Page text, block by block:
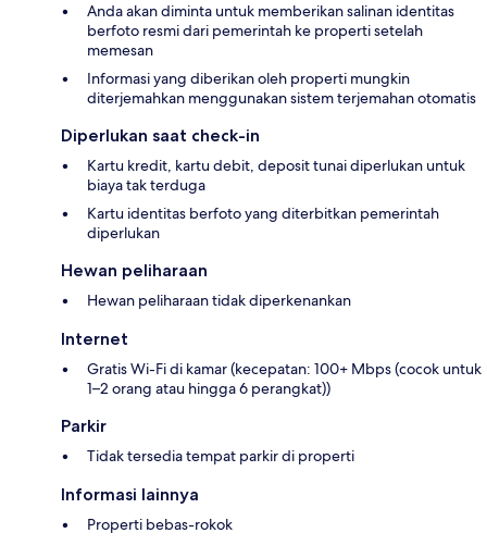
Anda akan diminta untuk memberikan salinan identitas
berfoto resmi dari pemerintah ke properti setelah
memesan
Informasi yang diberikan oleh properti mungkin
diterjemahkan menggunakan sistem terjemahan otomatis
Diperlukan saat check-in
Kartu kredit, kartu debit, deposit tunai diperlukan untuk
biaya tak terduga
Kartu identitas berfoto yang diterbitkan pemerintah
diperlukan
Hewan peliharaan
Hewan peliharaan tidak diperkenankan
Internet
Gratis Wi-Fi di kamar (kecepatan: 100+ Mbps (cocok untuk
1–2 orang atau hingga 6 perangkat))
Parkir
Tidak tersedia tempat parkir di properti
Informasi lainnya
Properti bebas-rokok